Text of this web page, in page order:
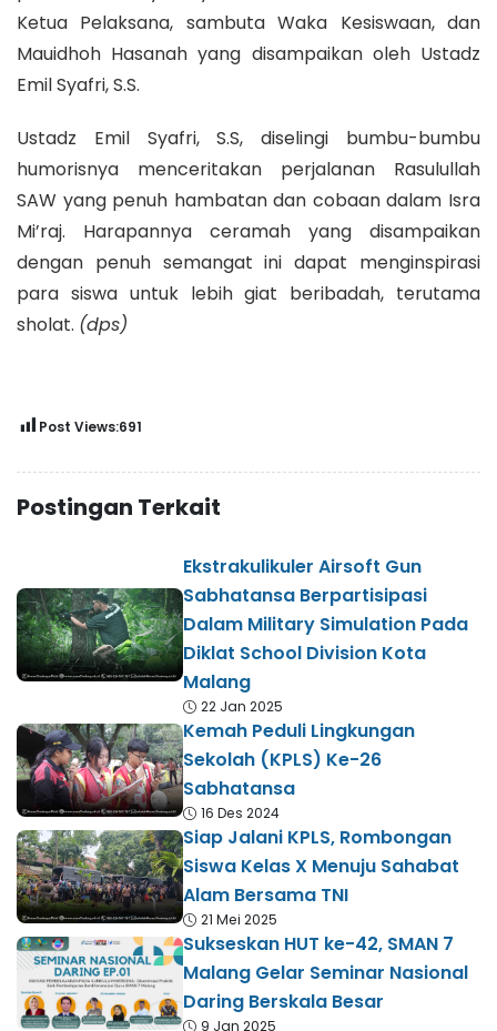
Ketua Pelaksana, sambuta Waka Kesiswaan, dan
Mauidhoh Hasanah yang disampaikan oleh Ustadz
Emil Syafri, S.S.
Ustadz Emil Syafri, S.S, diselingi bumbu-bumbu
humorisnya menceritakan perjalanan Rasulullah
SAW yang penuh hambatan dan cobaan dalam Isra
Mi’raj. Harapannya ceramah yang disampaikan
dengan penuh semangat ini dapat menginspirasi
para siswa untuk lebih giat beribadah, terutama
sholat. (dps)
Post Views:691
Postingan Terkait
Ekstrakulikuler Airsoft Gun
Sabhatansa Berpartisipasi
Dalam Military Simulation Pada
Diklat School Division Kota
Malang
22 Jan 2025
Kemah Peduli Lingkungan
Sekolah (KPLS) Ke-26
Sabhatansa
16 Des 2024
Siap Jalani KPLS, Rombongan
Siswa Kelas X Menuju Sahabat
Alam Bersama TNI
21 Mei 2025
Sukseskan HUT ke-42, SMAN 7
Malang Gelar Seminar Nasional
Daring Berskala Besar
9 Jan 2025